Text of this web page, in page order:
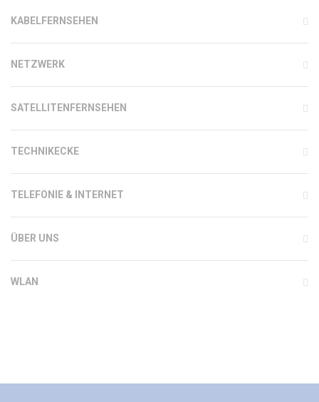
KABELFERNSEHEN
NETZWERK
SATELLITENFERNSEHEN
TECHNIKECKE
TELEFONIE & INTERNET
ÜBER UNS
WLAN